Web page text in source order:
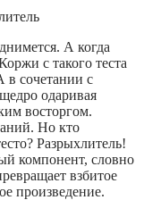
А когда
с такого теста
в сочетании с
одаривая
восторгом.
Но кто
Разрыхлитель!
компонент, словно
взбитое
произведение.